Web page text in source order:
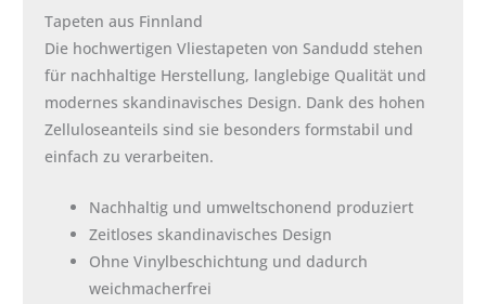
Tapeten aus Finnland
Die hochwertigen Vliestapeten von Sandudd stehen
für nachhaltige Herstellung, langlebige Qualität und
modernes skandinavisches Design. Dank des hohen
Zelluloseanteils sind sie besonders formstabil und
einfach zu verarbeiten.
Nachhaltig und umweltschonend produziert
Zeitloses skandinavisches Design
Ohne Vinylbeschichtung und dadurch
weichmacherfrei